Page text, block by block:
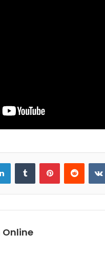
LinkedInTumblr PinterestReddit
Online